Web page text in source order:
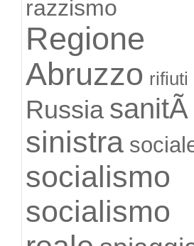
razzismo
Regione
Abruzzo rifiuti
Russia sanitÃ
sinistra
socialismo
socialismo